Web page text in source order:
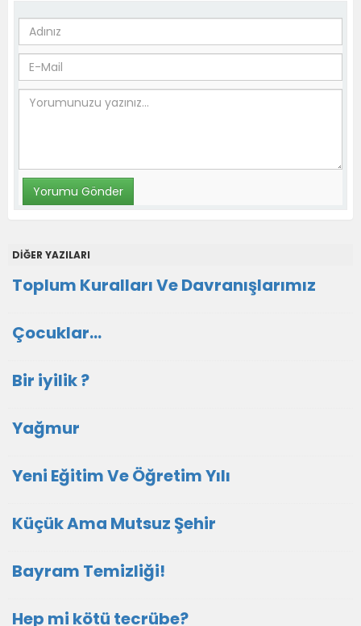
DİĞER YAZILARI
Toplum Kuralları Ve Davranışlarımız
Çocuklar...
Bir iyilik ?
Yağmur
Yeni Eğitim Ve Öğretim Yılı
Küçük Ama Mutsuz Şehir
Bayram Temizliği!
Hep mi kötü tecrübe?